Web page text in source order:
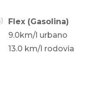
Flex (Gasolina)
9.0km/l urbano
13.0 km/l rodovia